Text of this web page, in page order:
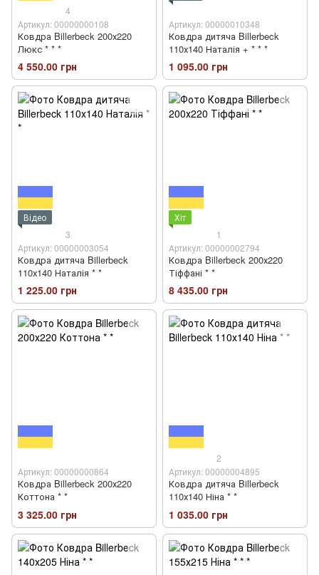
4
Артикул: 00000000108
Ковдра Billerbeck 200х220
Люкс * * *
4 550.00 грн
Артикул: 00000010348
Ковдра дитяча Billerbeck
110х140 Наталія + * * *
1 095.00 грн
Відео
3
Артикул: 00000003054
Ковдра дитяча Billerbeck
110х140 Наталія * *
1 225.00 грн
Хіт
1
Артикул: 00000002794
Ковдра Billerbeck 200х220
Тіффані * *
8 435.00 грн
Артикул: 00000000864
Ковдра Billerbeck 200х220
Коттона * *
3 325.00 грн
2
Артикул: 00000004895
Ковдра дитяча Billerbeck
110х140 Ніна * *
1 035.00 грн